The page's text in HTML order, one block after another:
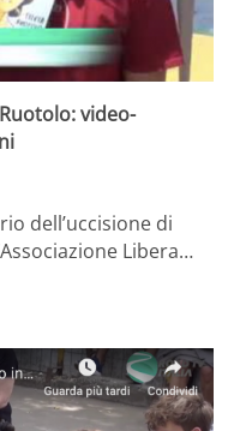
video-
dell’uccisione di
Libera…